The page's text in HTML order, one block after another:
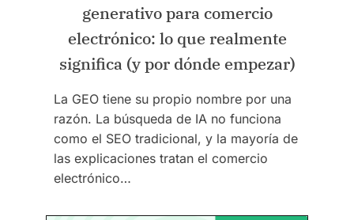
generativo para comercio
electrónico: lo que realmente
significa (y por dónde empezar)
La GEO tiene su propio nombre por una
razón. La búsqueda de IA no funciona
como el SEO tradicional, y la mayoría de
las explicaciones tratan el comercio
electrónico…